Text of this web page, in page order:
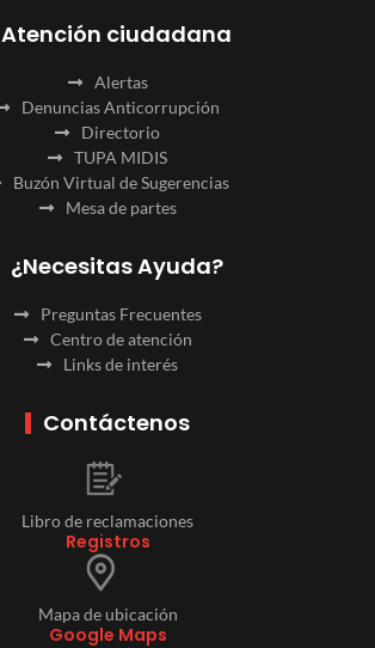
Atención ciudadana
Alertas
Denuncias Anticorrupción
Directorio
TUPA MIDIS
Buzón Virtual de Sugerencias
Mesa de partes
¿Necesitas Ayuda?
Preguntas Frecuentes
Centro de atención
Links de interés
Contáctenos
Libro de reclamaciones
Registros
Mapa de ubicación
Google Maps